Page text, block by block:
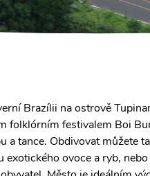
Brazílii na ostrově
folklórním festivalem Boi
a tance. Obdivovat můžete
ovoce a ryb,